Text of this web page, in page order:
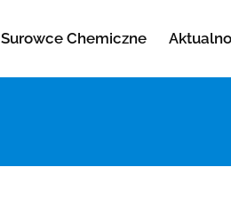
Surowce Chemiczne